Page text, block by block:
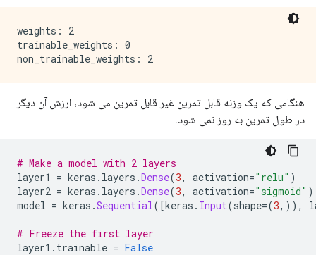
weights: 2
trainable_weights: 0
هنگامی که یک وزنه قابل تمرین غیر قابل تمرین می شود، ارزش آن دیگر
در طول تمرین به روز نمی شود.
# Make a model with 2 layers
layer1 = keras . layers .Dense(3, activation="relu" )
layer2 = keras . layers .Dense(3, activation="sigmoid" )
model = keras .Sequential([keras . Input(shape=(3,)),
# Freeze the first layer
layer1 . trainable = False